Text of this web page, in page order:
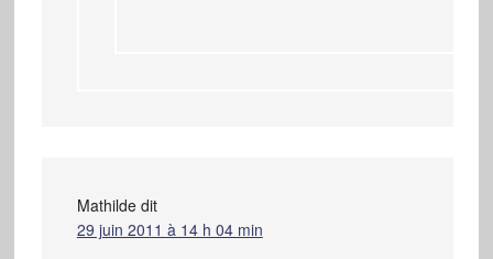
Mathilde dit
29 juin 2011 à 14 h 04 min